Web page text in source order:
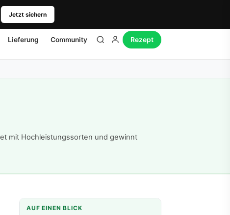
Jetzt sichern
Lieferung Community Rezept
mit Hochleistungssorten und gewinnt
AUF EINEN BLICK